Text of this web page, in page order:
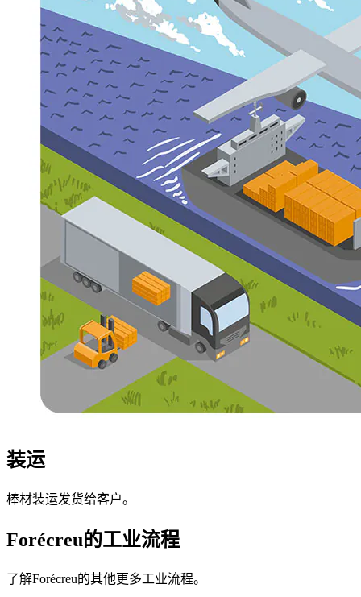
装运
棒材装运发货给客户。
Forécreu的工业流程
了解Forécreu的其他更多工业流程。